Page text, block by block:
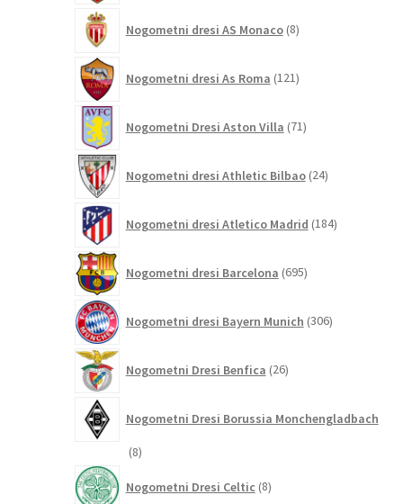
Nogometni dresi AS Monaco 8izdelkov
Nogometni dresi As Roma 121izdelkov
Nogometni Dresi Aston Villa 71izdelkov
Nogometni dresi Athletic Bilbao 24izdelkov
Nogometni dresi Atletico Madrid 184izdelkov
Nogometni dresi Barcelona 695izdelkov
Nogometni dresi Bayern Munich 306izdelkov
Nogometni Dresi Benfica 26izdelkov
Nogometni Dresi Borussia Monchengladbach
88
Nogometni Dresi Celtic 8izdelkov